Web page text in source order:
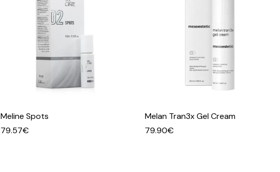
Meline Spots
79.57€
Melan Tran3x Gel Cream
79.90€